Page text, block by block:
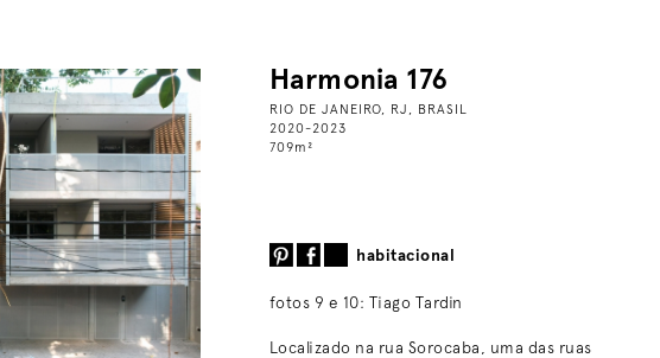
Harmonia 176
RIO DE JANEIRO, RJ, BRASIL
2020-2023
709m²
habitacional
fotos 9 e 10: Tiago Tardin
Localizado na rua Sorocaba, uma das ruas